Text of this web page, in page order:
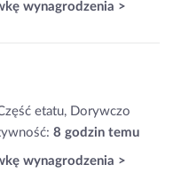
wynagrodzenia >
etatu, Dorywczo
8 godzin temu
wynagrodzenia >